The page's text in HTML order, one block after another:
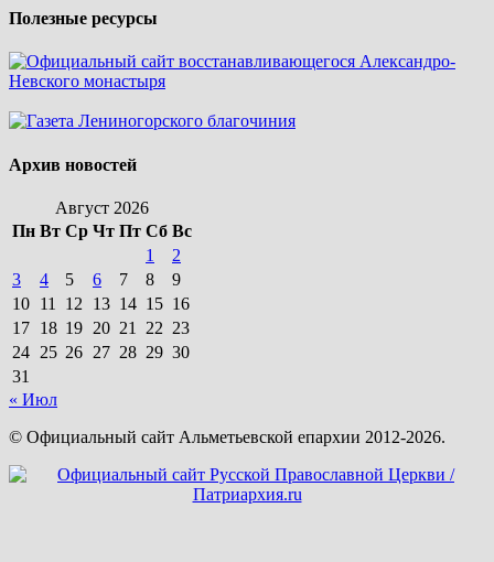
Полезные ресурсы
Архив новостей
Август 2026
Пн Вт Ср Чт Пт Сб Вс
1
2
3
4 5 6 7 8
9
10 11 12 13 14 15 16
17 18 19 20 21 22 23
24 25 26 27 28 29 30
31
« Июл
© Официальный сайт Альметьевской епархии 2012-2026.